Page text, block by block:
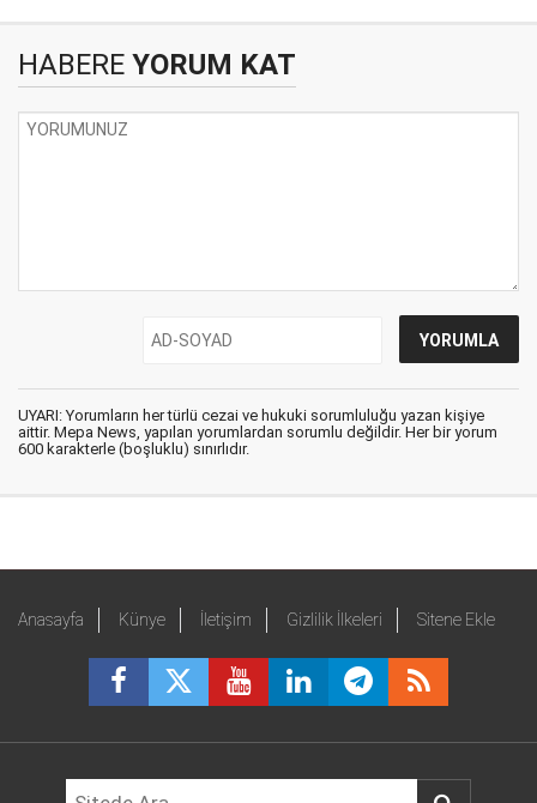
HABERE YORUM KAT
UYARI: Yorumların her türlü cezai ve hukuki sorumluluğu yazan kişiye
aittir. Mepa News, yapılan yorumlardan sorumlu değildir. Her bir yorum
600 karakterle (boşluklu) sınırlıdır.
Anasayfa Künye İletişim Gizlilik İlkeleri Sitene Ekle